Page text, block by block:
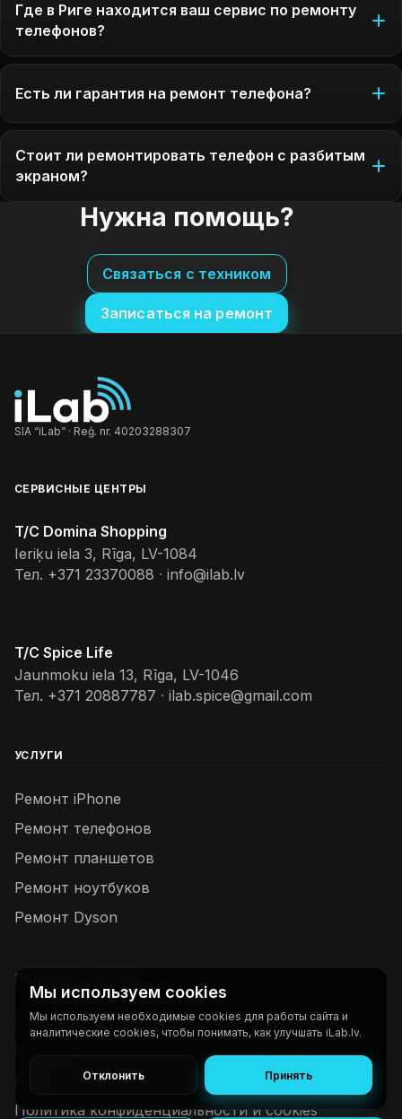
Где в Риге находится ваш сервис по ремонту
телефонов?
Есть ли гарантия на ремонт телефона?
Стоит ли ремонтировать телефон с разбитым
экраном?
Нужна помощь?
Связаться с техником
Записаться на ремонт
SIA “iLab” · Reģ. nr. 40203288307
СЕРВИСНЫЕ ЦЕНТРЫ
T/C Domina Shopping
Ieriķu iela 3, Rīga, LV-1084
Тел. +371 23370088 · info@ilab.lv
T/C Spice Life
Jaunmoku iela 13, Rīga, LV-1046
Тел. +371 20887787 · ilab.spice@gmail.com
УСЛУГИ
Ремонт iPhone
Ремонт телефонов
Ремонт планшетов
Ремонт ноутбуков
Ремонт Dyson
ПОЛЕЗНЫЕ ССЫЛКИ
О нас
Контакты
Политика конфиденциальности и cookies
Мы используем cookies
Мы используем необходимые cookies для работы сайта и
аналитические cookies, чтобы понимать, как улучшать iLab.lv.
Отклонить Принять